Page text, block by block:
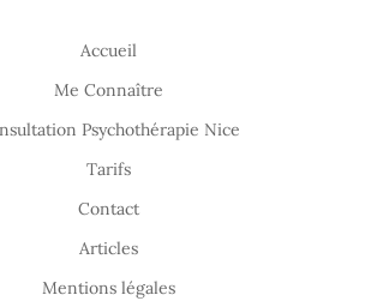
Accueil
Me Connaître
Psychothérapie Nice
Tarifs
Contact
Articles
Mentions légales